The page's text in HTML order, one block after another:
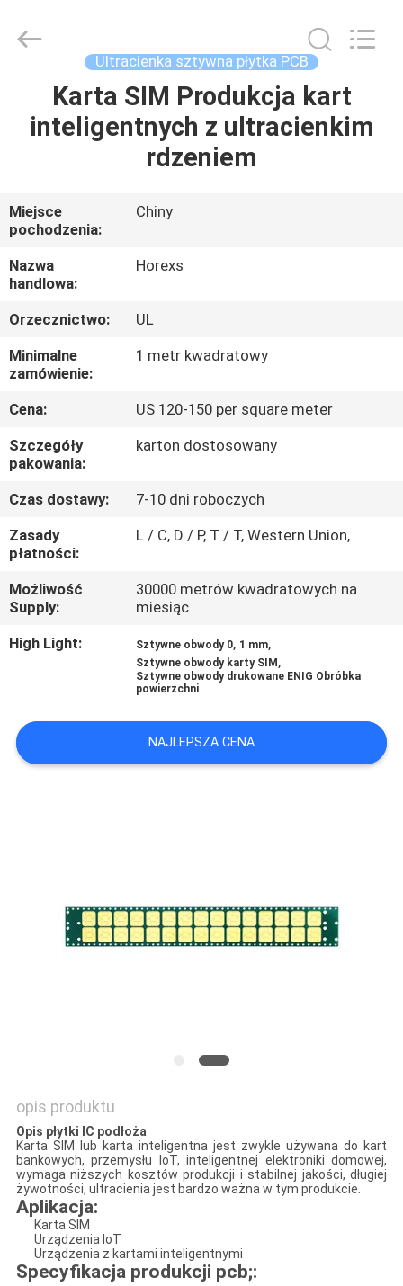
DOM
O
NAS
WYCIECZKA
PO
FABRYCE
KONTROLA
JAKOŚCI
SKONTAKTUJ
SIĘ
Z
NAMI
AKTUALNOŚCI
WYCENĘ
POLICY
Co.,Ltd..
Ultracienka sztywna płytka PCB
Karta SIM Produkcja kart
inteligentnych z ultracienkim
rdzeniem
Miejsce
pochodzenia:
Chiny
Nazwa
handlowa:
Horexs
Orzecznictwo:
UL
Minimalne
zamówienie:
1 metr kwadratowy
Cena:
US 120-150 per square meter
Szczegóły
pakowania:
karton dostosowany
Czas dostawy:
7-10 dni roboczych
Zasady
płatności:
L / C, D / P, T / T, Western Union,
Możliwość
Supply:
30000 metrów kwadratowych na
miesiąc
High Light:
Sztywne obwody 0, 1 mm,
Sztywne obwody karty SIM ,
Sztywne obwody drukowane ENIG Obróbka
powierzchni
NAJLEPSZA CENA
opis produktu
Opis płytki IC podłoża
Karta SIM lub karta inteligentna jest zwykle używana do kart
bankowych, przemysłu IoT, inteligentnej elektroniki domowej,
wymaga niższych kosztów produkcji i stabilnej jakości, długiej
żywotności, ultracienia jest bardzo ważna w tym produkcie.
Aplikacja:
​Karta SIM
Urządzenia IoT
Urządzenia z kartami inteligentnymi
Specyfikacja produkcji pcb;: